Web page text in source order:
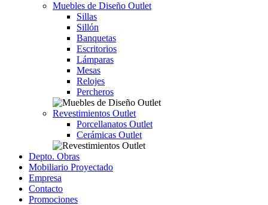
Muebles de Diseño Outlet
Sillas
Sillón
Banquetas
Escritorios
Lámparas
Mesas
Relojes
Percheros
Revestimientos Outlet
Porcellanatos Outlet
Cerámicas Outlet
Depto. Obras
Mobiliario Proyectado
Empresa
Contacto
Promociones